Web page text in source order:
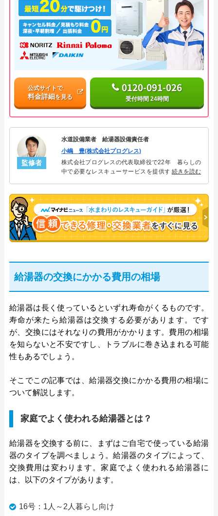
公式サイトで
料金詳細を見る
0120-091-026
受付時間 24時間
監修者
水道設備業者 給湯器設備責任者
小嶋 豊(株式会社プログレス)
株式会社プログレスの代表取締役で22年 暮らしの
中で必要なレスキューサービスを提供する株式会社
決。多くのお客様に信頼される「給湯器」のスペシ
ャリスト。
続きを読む
給湯器の交換にかかる費用の相場
給湯器は長く使っているといずれ寿命がくるものです。
寿命が来たら給湯器は交換する必要があります。です
が、交換にはそれなりの費用がかかります。費用の相場
を知らないと不安ですし、トラブルに巻き込まれる可能
性もあるでしょう。
そこでこの記事では、給湯器交換にかかる費用の相場に
ついて解説します。
家庭でよく使われる給湯器とは？
給湯器を交換する前に、まずはご自宅で使っている給湯
器のタイプを調べましょう。給湯器のタイプによって、
交換費用は変わります。家庭でよく使われる給湯器に
は、以下のタイプがあります。
16号：1人～2人暮らし向け